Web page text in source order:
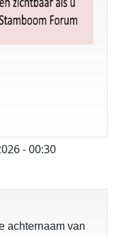
- 00:30
achternaam van